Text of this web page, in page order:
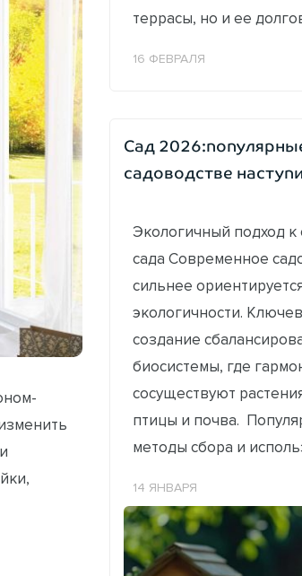
террасы, но и ее
16 ФЕВРАЛЯ
Сад
садоводстве
Экологичный подход к
сада Современное
сильнее
экологичности.
создание
биосистемы, где
сосуществуют
птицы и почва.
методы сбора и
14 ЯНВАРЯ